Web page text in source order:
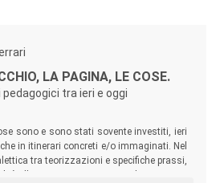
LA PAGINA, LE COSE.
pedagogici tra ieri e oggi
sono e sono stati sovente investiti, ieri
in itinerari concreti e/o immaginati. Nel
tra teorizzazioni e specifiche prassi,